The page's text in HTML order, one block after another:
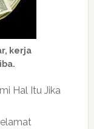
kerja
Hal Itu Jika